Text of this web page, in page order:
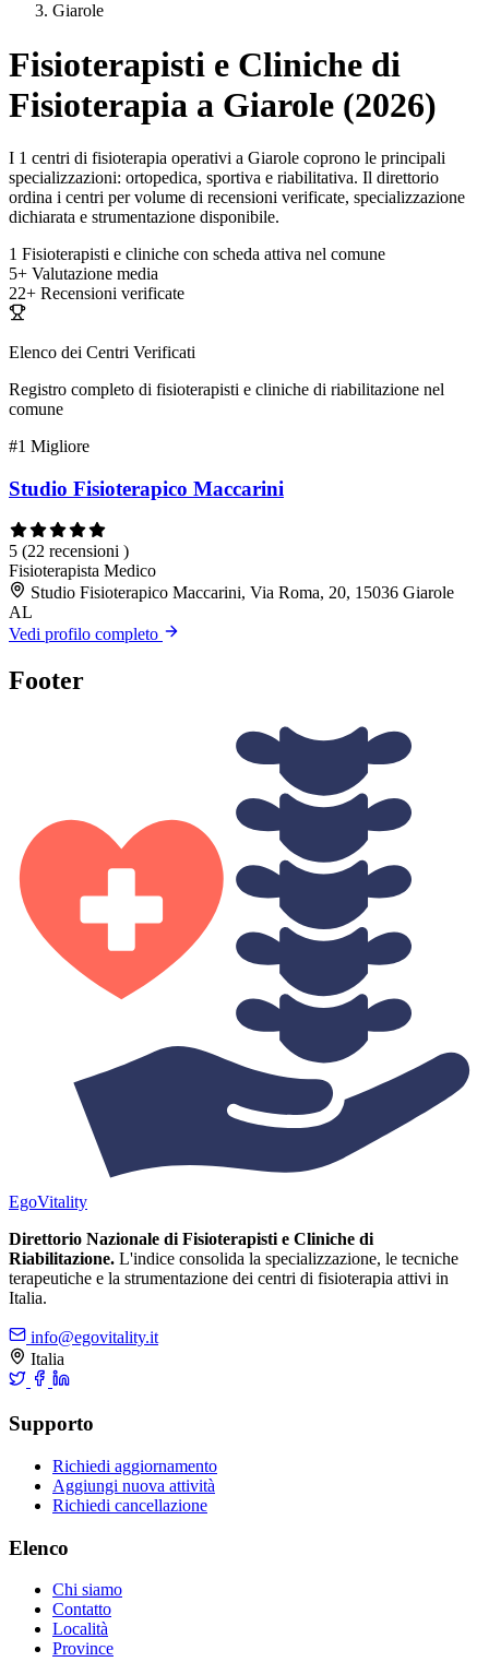
Giarole
Fisioterapisti e Cliniche di
Fisioterapia a Giarole (2026)
I 1 centri di fisioterapia operativi a Giarole coprono le principali
specializzazioni: ortopedica, sportiva e riabilitativa. Il direttorio
ordina i centri per volume di recensioni verificate, specializzazione
dichiarata e strumentazione disponibile.
1 Fisioterapisti e cliniche con scheda attiva nel comune
5+ Valutazione media
22+ Recensioni verificate
Elenco dei Centri Verificati
Registro completo di fisioterapisti e cliniche di riabilitazione nel
comune
#1 Migliore
Studio Fisioterapico Maccarini
5 (22 recensioni )
Fisioterapista Medico
Studio Fisioterapico Maccarini, Via Roma, 20, 15036 Giarole
AL
Vedi profilo completo
Footer
EgoVitality
Direttorio Nazionale di Fisioterapisti e Cliniche di
Riabilitazione. L'indice consolida la specializzazione, le tecniche
terapeutiche e la strumentazione dei centri di fisioterapia attivi in
Italia.
info@egovitality.it
Italia
Supporto
Richiedi aggiornamento
Aggiungi nuova attività
Richiedi cancellazione
Elenco
Chi siamo
Contatto
Località
Province